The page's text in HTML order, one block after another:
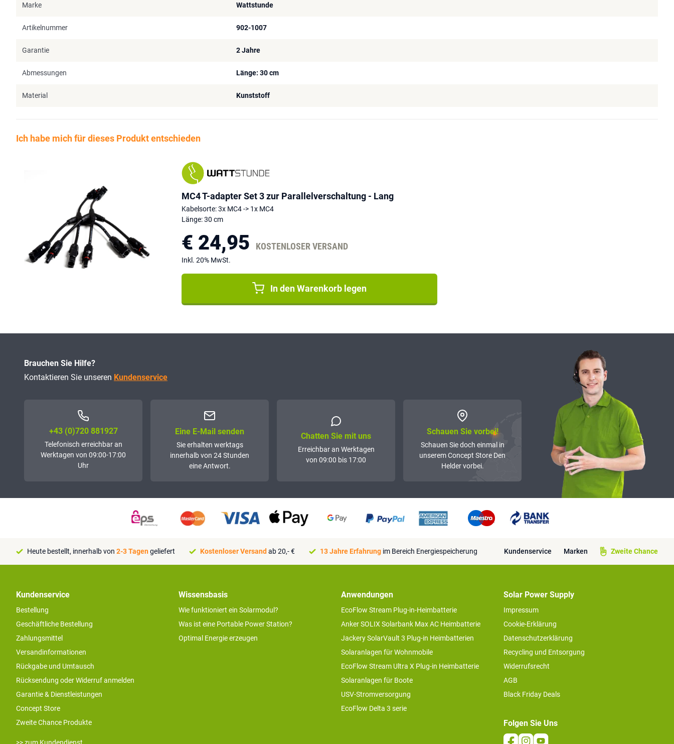
Marke Wattstunde
Artikelnummer 902-1007
Garantie 2 Jahre
Abmessungen Länge: 30 cm
Material Kunststoff
Ich habe mich für dieses Produkt entschieden
MC4 T-adapter Set 3 zur Parallelverschaltung - Lang
Kabelsorte: 3x MC4 -> 1x MC4
Länge: 30 cm
€ 24,95 KOSTENLOSER VERSAND
Inkl. 20% MwSt.
In den Warenkorb legen
Brauchen Sie Hilfe?
Kontaktieren Sie unseren Kundenservice
+43 (0)72­0 881927
Telefonisch erreichbar an
Werktagen von 09:00-17:00
Uhr
Eine E-Mail senden
Sie erhalten werktags
innerhalb von 24 Stunden
eine Antwort.
Chatten Sie mit uns
Erreichbar an Werktagen
von 09:00 bis 17:00
Schauen Sie vorbei!
Schauen Sie doch einmal in
unserem Concept Store Den
Helder vorbei.
Heute bestellt, innerhalb von 2-3 Tagengeliefert Kostenloser Versandab 20,- € 13 Jahre Erfahrung im Bereich Energiespeicherung Kundenservice Marken Zweite Chance
Kundenservice
Bestellung
Geschäftliche Bestellung
Zahlungsmittel
Versandinformationen
Rückgabe und Umtausch
Rücksendung oder Widerruf anmelden
Garantie & Dienstleistungen
Concept Store
Zweite Chance Produkte
>> zum Kundendienst
Wissensbasis
Wie funktioniert ein Solarmodul?
Was ist eine Portable Power Station?
Optimal Energie erzeugen
Anwendungen
EcoFlow Stream Plug-in-Heimbatterie
Anker SOLIX Solarbank Max AC Heimbatterie
Jackery SolarVault 3 Plug-in Heimbatterien
Solaranlagen für Wohnmobile
EcoFlow Stream Ultra X Plug-in Heimbatterie
Solaranlagen für Boote
USV-Stromversorgung
EcoFlow Delta 3 serie
Solar Power Supply
Impressum
Cookie-Erklärung
Datenschutzerklärung
Recycling und Entsorgung
Widerrufsrecht
AGB
Black Friday Deals
Folgen Sie Uns